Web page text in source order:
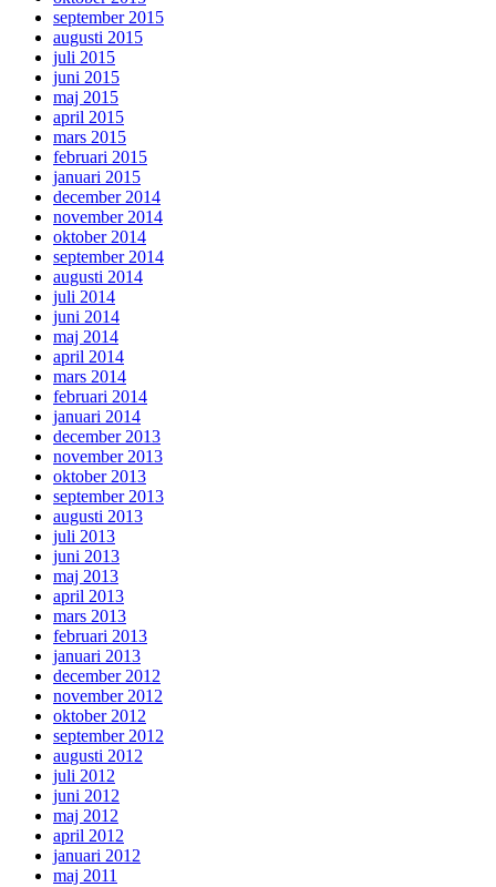
september 2015
augusti 2015
juli 2015
juni 2015
maj 2015
april 2015
mars 2015
februari 2015
januari 2015
december 2014
november 2014
oktober 2014
september 2014
augusti 2014
juli 2014
juni 2014
maj 2014
april 2014
mars 2014
februari 2014
januari 2014
december 2013
november 2013
oktober 2013
september 2013
augusti 2013
juli 2013
juni 2013
maj 2013
april 2013
mars 2013
februari 2013
januari 2013
december 2012
november 2012
oktober 2012
september 2012
augusti 2012
juli 2012
juni 2012
maj 2012
april 2012
januari 2012
maj 2011